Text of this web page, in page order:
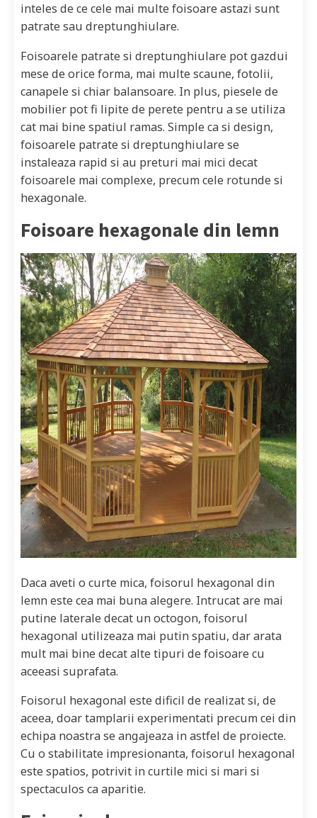
inteles de ce cele mai multe foisoare astazi sunt
patrate sau dreptunghiulare.
Foisoarele patrate si dreptunghiulare pot gazdui
mese de orice forma, mai multe scaune, fotolii,
canapele si chiar balansoare. In plus, piesele de
mobilier pot fi lipite de perete pentru a se utiliza
cat mai bine spatiul ramas. Simple ca si design,
foisoarele patrate si dreptunghiulare se
instaleaza rapid si au preturi mai mici decat
foisoarele mai complexe, precum cele rotunde si
hexagonale.
Foisoare hexagonale din lemn
Daca aveti o curte mica, foisorul hexagonal din
lemn este cea mai buna alegere. Intrucat are mai
putine laterale decat un octogon, foisorul
hexagonal utilizeaza mai putin spatiu, dar arata
mult mai bine decat alte tipuri de foisoare cu
aceeasi suprafata.
Foisorul hexagonal este dificil de realizat si, de
aceea, doar tamplarii experimentati precum cei din
echipa noastra se angajeaza in astfel de proiecte.
Cu o stabilitate impresionanta, foisorul hexagonal
este spatios, potrivit in curtile mici si mari si
spectaculos ca aparitie.